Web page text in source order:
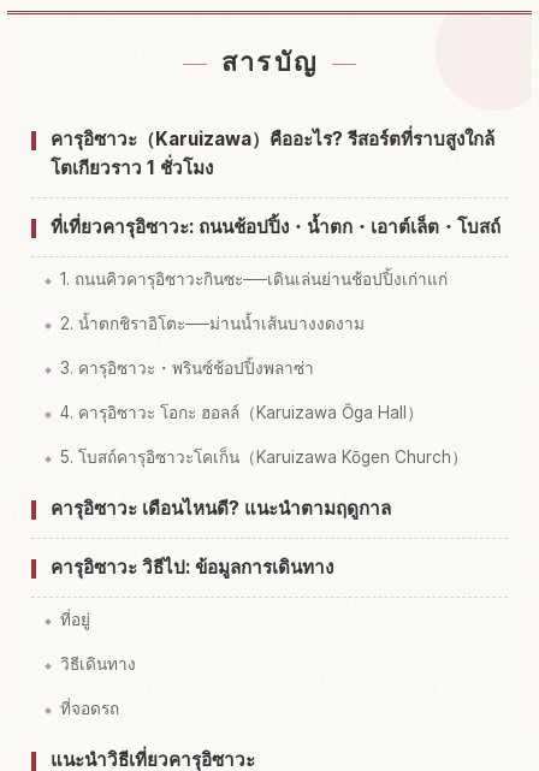
สารบัญ
คารุอิซาวะ（Karuizawa）คืออะไร? รีสอร์ตที่ราบสูงใกล้
โตเกียวราว 1 ชั่วโมง
ที่เที่ยวคารุอิซาวะ: ถนนช้อปปิ้ง・น้ำตก・เอาต์เล็ต・โบสถ์
1. ถนนคิวคารุอิซาวะกินซะ──เดินเล่นย่านช้อปปิ้งเก่าแก่
2. น้ำตกชิราอิโตะ──ม่านน้ำเส้นบางงดงาม
3. คารุอิซาวะ・พรินซ์ช้อปปิ้งพลาซ่า
4. คารุอิซาวะ โอกะ ฮอลล์（Karuizawa Ōga Hall）
5. โบสถ์คารุอิซาวะโคเก็น（Karuizawa Kōgen Church）
คารุอิซาวะ เดือนไหนดี? แนะนำตามฤดูกาล
คารุอิซาวะ วิธีไป: ข้อมูลการเดินทาง
ที่อยู่
วิธีเดินทาง
ที่จอดรถ
แนะนำวิธีเที่ยวคารุอิซาวะ